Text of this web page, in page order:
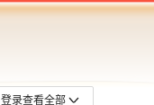
登录查看全部